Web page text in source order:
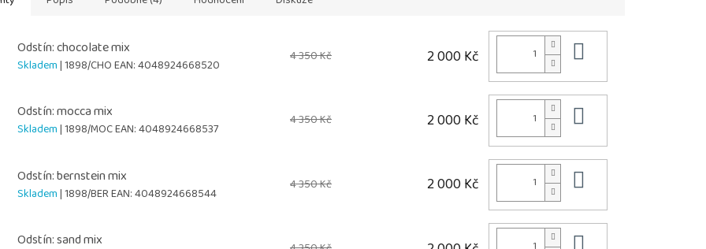
Odstín: chocolate mix
Skladem| 1898/CHOEAN:4048924668520
4 350 Kč 2 000 Kč
Odstín: mocca mix
Skladem| 1898/MOCEAN:4048924668537
4 350 Kč 2 000 Kč
Odstín: bernstein mix
Skladem| 1898/BEREAN:4048924668544
4 350 Kč 2 000 Kč
Odstín: sand mix